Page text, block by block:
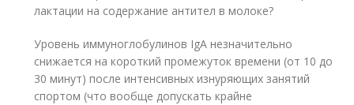
лактации на содержание антител в молоке?
Уровень иммуноглобулинов IgA незначительно
снижается на короткий промежуток времени (от 10 до
30 минут) после интенсивных изнуряющих занятий
спортом (что вообще допускать крайне